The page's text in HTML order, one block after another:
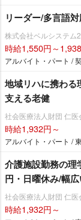
リーダー/多言語
株式会社ベルシステム
時給1,550円～
アルバイト・パート /
地域リハに携わる
支える老健
社会医療法人財団 仁医
時給1,932円～
アルバイト・パート /
介護施設勤務の理
円・日曜休み/幅
社会医療法人財団 仁医
時給1,932円～